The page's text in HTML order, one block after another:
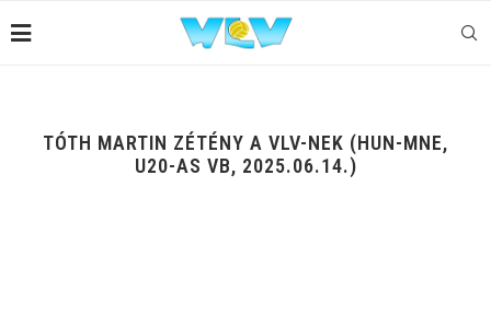
TÓTH MARTIN ZÉTÉNY A VLV-NEK (HUN-MNE,
U20-AS VB, 2025.06.14.)